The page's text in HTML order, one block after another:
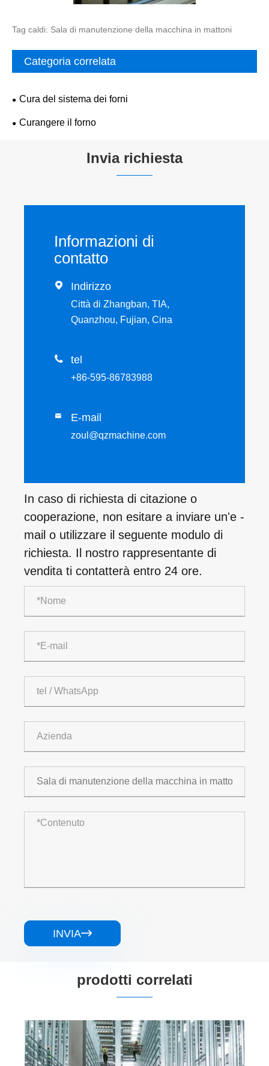
Tag caldi: Sala di manutenzione della macchina in mattoni
Categoria correlata
Cura del sistema dei forni
Curangere il forno
Invia richiesta
Informazioni di
contatto
 Indirizzo
Città di Zhangban, TIA,
Quanzhou, Fujian, Cina
 tel
+86-595-86783988
 E-mail
zoul@qzmachine.com
In caso di richiesta di citazione o
cooperazione, non esitare a inviare un'e -
mail o utilizzare il seguente modulo di
richiesta. Il nostro rappresentante di
vendita ti contatterà entro 24 ore.
INVIA
prodotti correlati